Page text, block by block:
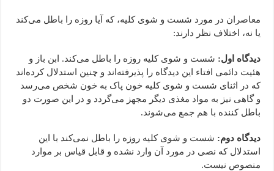
معاصران در مورد شست و شوی کلیه، که آیا روزه را باطل می‌کند
یا نه، اختلاف نظر دارند:
دیدگاه اول: شست و شوی کلیه روزه را باطل می‌کند. ابن باز و
هئیت دائمی افتاء این دیدگاه را پذیرفته‌اند و چنین استدلال کرده‌اند
که در اثنای شست و شوی کلیه خون پاک به خون شخص می‌رسد
و گاهی نیز به مواد مغذی دیگر مجهز می‌گردد و در این صورت دو
باطل کننده با هم جمع می‌شوند.
دیدگاه دوم: شست و شوی کلیه روزه را باطل نمی‌کند با این
استدلال که نصی در مورد آن وارد نشده و قابل قیاس بر موارد
منصوص نیست.